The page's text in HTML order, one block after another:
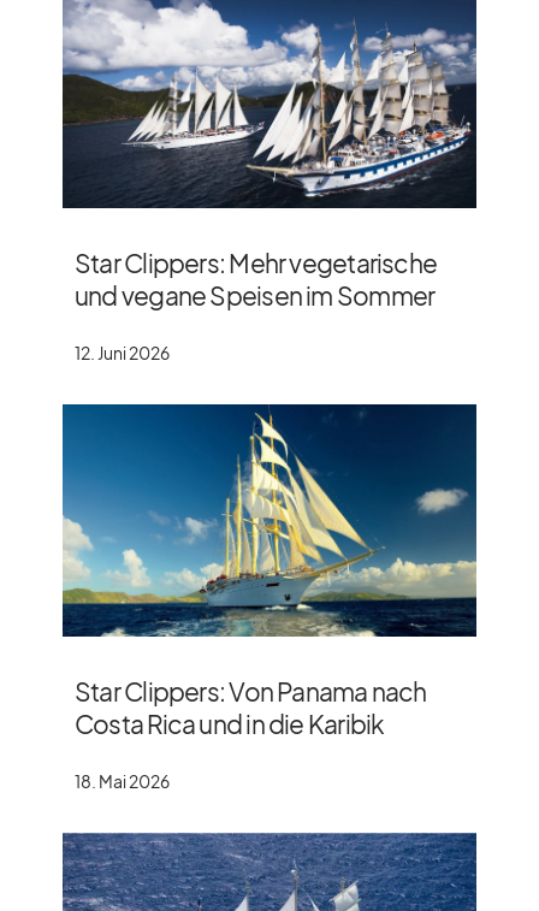
Star Clippers: Mehr vegetarische
und vegane Speisen im Sommer
12. Juni 2026
Star Clippers: Von Panama nach
Costa Rica und in die Karibik
18. Mai 2026